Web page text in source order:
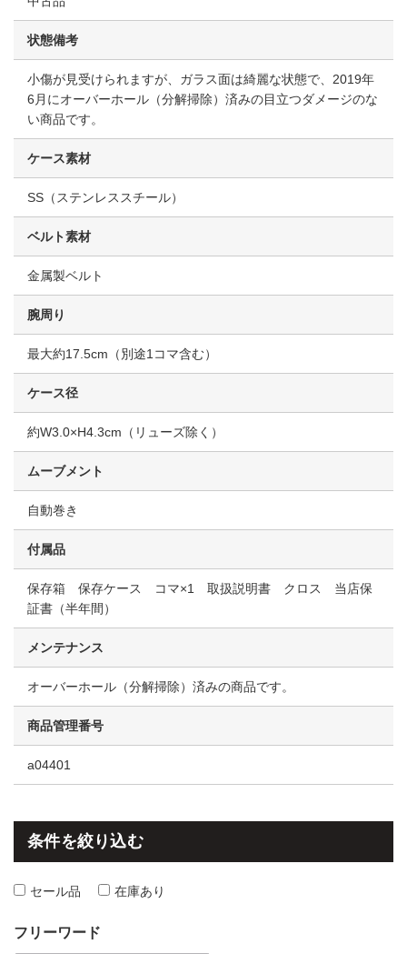
状態備考
小傷が見受けられますが、ガラス面は綺麗な状態で、2019年
6月にオーバーホール（分解掃除）済みの目立つダメージのな
い商品です。
ケース素材
SS（ステンレススチール）
ベルト素材
金属製ベルト
腕周り
最大約17.5cm（別途1コマ含む）
ケース径
約W3.0×H4.3cm（リューズ除く）
ムーブメント
自動巻き
付属品
保存箱 保存ケース コマ×1 取扱説明書 クロス 当店保
証書（半年間）
メンテナンス
オーバーホール（分解掃除）済みの商品です。
商品管理番号
a04401
条件を絞り込む
セール品 在庫あり
フリーワード